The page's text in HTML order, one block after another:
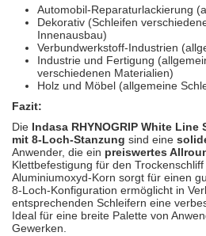
Automobil-Reparaturlackierung
Dekorativ (Schleifen
Innenausbau)
Verbundwerkstoff-Industrien
Industrie und Fertigung
verschiedenen Materialien)
Holz und Möbel (allgemeine
Fazit:
Die Indasa RHYNOGRIP White
mit 8-Loch-Stanzung sind eine
Anwender, die ein preiswertes
Klettbefestigung für den
Aluminiumoxyd-Korn sorgt für einen
8-Loch-Konfiguration ermöglicht in
entsprechenden Schleifern eine
Ideal für eine breite Palette von
Gewerken.